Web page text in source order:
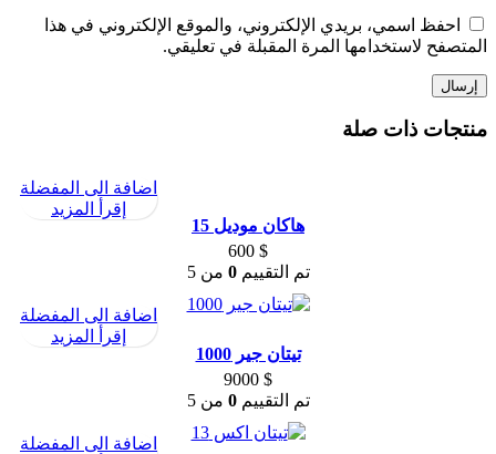
احفظ اسمي، بريدي الإلكتروني، والموقع الإلكتروني في هذا
المتصفح لاستخدامها المرة المقبلة في تعليقي.
منتجات ذات صلة
هاكان موديل 15
تم التقييم0 من 5
600 $
اضافة الى المفضلة
إقرأ المزيد
تيتان جير 1000
تم التقييم0 من 5
9000 $
اضافة الى المفضلة
إقرأ المزيد
اضافة الى المفضلة